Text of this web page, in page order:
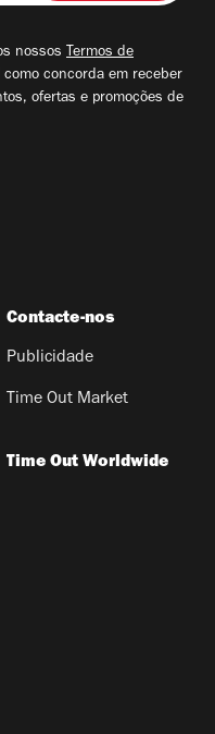
nossos Termos de
como concorda em receber
ofertas e promoções de
Contacte-nos
Publicidade
Time Out Market
Time Out Worldwide